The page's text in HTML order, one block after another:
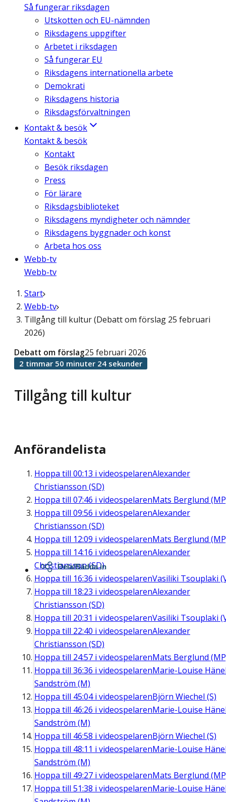
Så fungerar riksdagen
Utskotten och EU-nämnden
Riksdagens uppgifter
Arbetet i riksdagen
Så fungerar EU
Riksdagens internationella arbete
Demokrati
Riksdagens historia
Riksdagsförvaltningen
Kontakt & besök
Kontakt & besök
Kontakt
Besök riksdagen
Press
För lärare
Riksdagsbiblioteket
Riksdagens myndigheter och nämnder
Riksdagens byggnader och konst
Arbeta hos oss
Webb-tv
Webb-tv
Start
Webb-tv
Tillgång till kultur (Debatt om förslag 25 februari
2026)
Tillgång till kultur
Debatt om förslag25 februari 2026
2 timmar 50 minuter 24 sekunder
Anförandelista
Hoppa till 00:13 i videospelarenAlexander
Christiansson (SD)
Hoppa till 07:46 i videospelarenMats Berglund
Hoppa till 09:56 i videospelarenAlexander
Christiansson (SD)
Hoppa till 12:09 i videospelarenMats Berglund
Hoppa till 14:16 i videospelarenAlexander
Christiansson (SD)
Hoppa till 16:36 i videospelarenVasiliki Tsouplaki
Hoppa till 18:23 i videospelarenAlexander
Christiansson (SD)
Hoppa till 20:31 i videospelarenVasiliki Tsouplaki
Hoppa till 22:40 i videospelarenAlexander
Christiansson (SD)
Hoppa till 24:57 i videospelarenMats Berglund
Hoppa till 36:36 i videospelarenMarie-Louise
Sandström (M)
Hoppa till 45:04i videospelarenBjörn Wiechel (S)
Hoppa till 46:26 i videospelarenMarie-Louise
Sandström (M)
Hoppa till 46:58 i videospelarenBjörn Wiechel (S)
Hoppa till 48:11 i videospelarenMarie-Louise
Sandström (M)
Hoppa till 49:27 i videospelarenMats Berglund
Hoppa till 51:38 i videospelarenMarie-Louise
Dela/Bädda in